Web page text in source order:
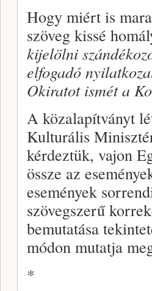
Hogy miért is
szöveg kissé
kijelölni
elfogadó
Okiratot ismét a
A közalapítványt
Kulturális
kérdeztük, vajon
össze az
események
szövegszerű
bemutatása
módon mutatja
*